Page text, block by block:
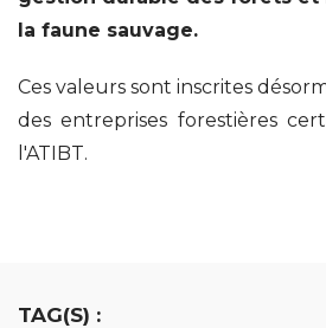
la faune sauvage.
Ces valeurs sont inscrites
des entreprises forestières
l'ATIBT.
TAG(S) :